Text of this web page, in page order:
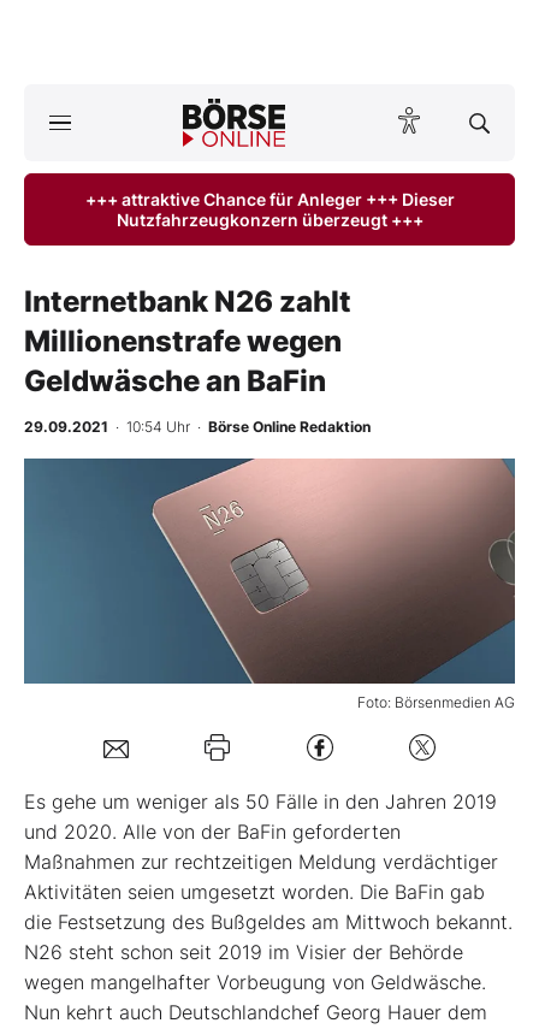
ktuelle Ausgabe BÖRSE ONLINE lesen
Finanz-Check
BO-Musterdepots
Folgen Sie uns
Kontakt
+++ attraktive Chance für Anleger +++ Dieser
Nutzfahrzeugkonzern überzeugt +++
Internetbank N26 zahlt
Millionenstrafe wegen
Geldwäsche an BaFin
29.09.2021 · 10:54 Uhr · Börse Online Redaktion
Foto: Börsenmedien AG
Es gehe um weniger als 50 Fälle in den Jahren 2019
und 2020. Alle von der BaFin geforderten
Maßnahmen zur rechtzeitigen Meldung verdächtiger
Aktivitäten seien umgesetzt worden. Die BaFin gab
die Festsetzung des Bußgeldes am Mittwoch bekannt.
N26 steht schon seit 2019 im Visier der Behörde
wegen mangelhafter Vorbeugung von Geldwäsche.
Nun kehrt auch Deutschlandchef Georg Hauer dem